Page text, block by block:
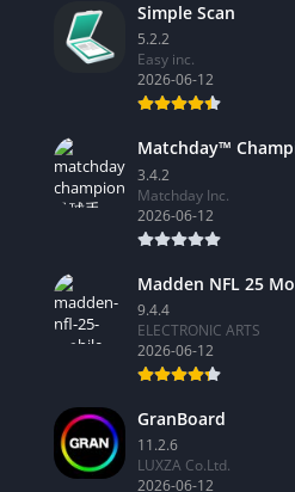
Simple Scan
5.2.2
Easy inc.
2026-06-12
Matchday™
3.4.2
Matchday Inc.
2026-06-12
Madden NFL 25
9.4.4
ELECTRONIC ARTS
2026-06-12
GranBoard
11.2.6
LUXZA Co.Ltd.
2026-06-12